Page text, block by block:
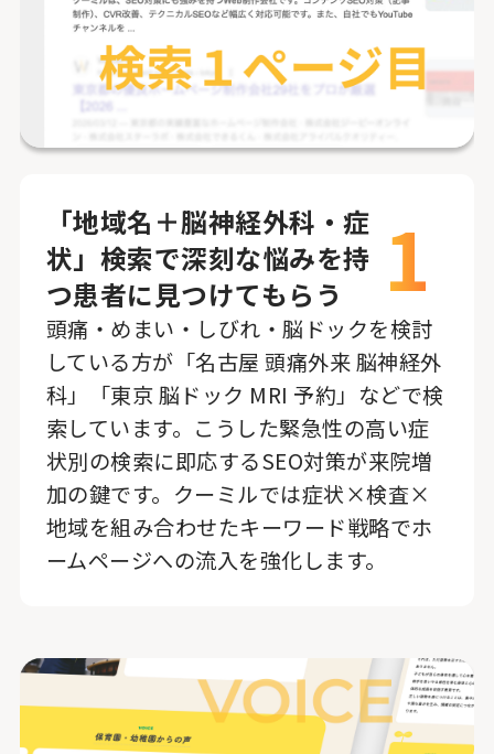
「地域名＋脳神経外科・症
状」検索で深刻な悩みを持
つ患者に見つけてもらう
1
頭痛・めまい・しびれ・脳ドックを検討
している方が「名古屋 頭痛外来 脳神経外
科」「東京 脳ドック MRI 予約」などで検
索しています。こうした緊急性の高い症
状別の検索に即応するSEO対策が来院増
加の鍵です。クーミルでは症状×検査×
地域を組み合わせたキーワード戦略でホ
ームページへの流入を強化します。